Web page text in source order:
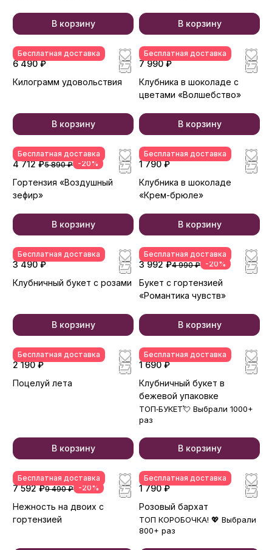
В корзину В корзину
Бесплатная доставка
6 490 ₽
Килограмм удовольствия
В корзину
Бесплатная доставка
7 990 ₽
Клубника в шоколаде с
цветами «Волшебство»
В корзину
Бесплатная доставка
4 712 ₽5 890 ₽ -20%
Гортензия «Воздушный
зефир»
В корзину
Бесплатная доставка
1 790 ₽
Клубника в шоколаде
«Крем-брюле»
В корзину
Бесплатная доставка
3 490 ₽
Клубничный букет с розами
В корзину
Бесплатная доставка
3 992 ₽4 990 ₽ -20%
Букет с гортензией
«Романтика чувств»
В корзину
Бесплатная доставка
2 190 ₽
Поцелуй лета
В корзину
Бесплатная доставка
1 690 ₽
Клубничный букет в
бежевой упаковке
ТОП‑БУКЕТ💘 Выбрали 1000+
раз
В корзину
Бесплатная доставка
7 592 ₽9 490 ₽ -20%
Нежность на двоих с
гортензией
Бесплатная доставка
1 790 ₽
Розовый бархат
ТОП КОРОБОЧКА! 💖 Выбрали
800+ раз